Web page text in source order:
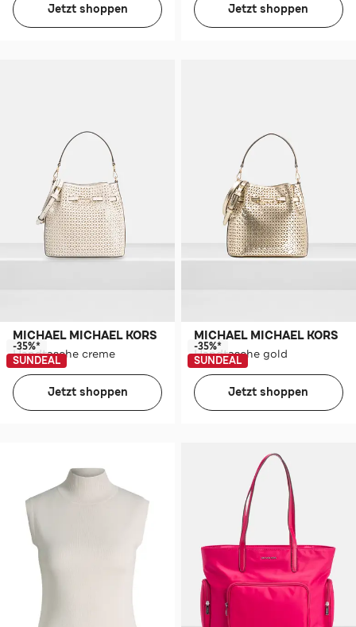
Jetzt shoppen Jetzt shoppen
MICHAEL MICHAEL KORS
Handtasche creme
-35%*
SUNDEAL
Jetzt shoppen
MICHAEL MICHAEL KORS
Handtasche gold
-35%*
SUNDEAL
Jetzt shoppen